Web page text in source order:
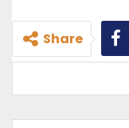
Share